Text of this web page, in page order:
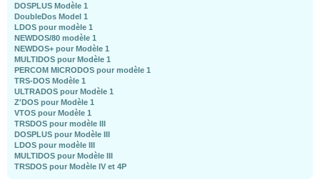
DOSPLUS Modèle 1
DoubleDos Model 1
LDOS pour modèle 1
NEWDOS/80 modèle 1
NEWDOS+ pour Modèle 1
MULTIDOS pour Modèle 1
PERCOM MICRODOS pour modèle 1
TRS-DOS Modèle 1
ULTRADOS pour Modèle 1
Z'DOS pour Modèle 1
VTOS pour Modèle 1
TRSDOS pour modèle III
DOSPLUS pour Modèle III
LDOS pour modèle III
MULTIDOS pour Modèle III
TRSDOS pour Modèle IV et 4P